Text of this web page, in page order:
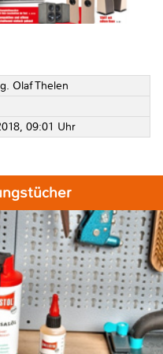
Olaf Thelen
09:01 Uhr